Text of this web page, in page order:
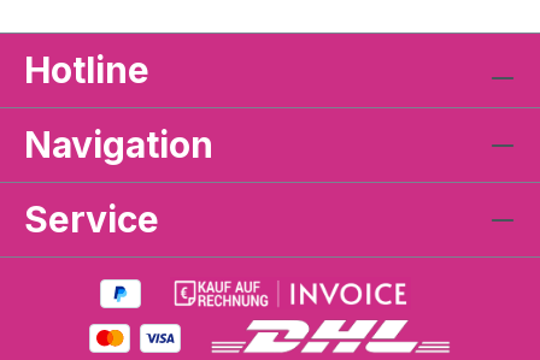
Hotline
Navigation
Service